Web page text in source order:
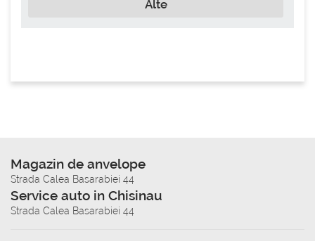
Alte
Magazin de anvelope
Strada Calea Basarabiei 44
Service auto in Chisinau
Strada Calea Basarabiei 44